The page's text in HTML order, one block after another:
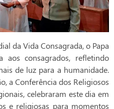
da Vida Consagrada, o Papa
aos consagrados, refletindo
de luz para a humanidade.
a Conferência dos Religiosos
celebraram este dia em
e religiosas para momentos